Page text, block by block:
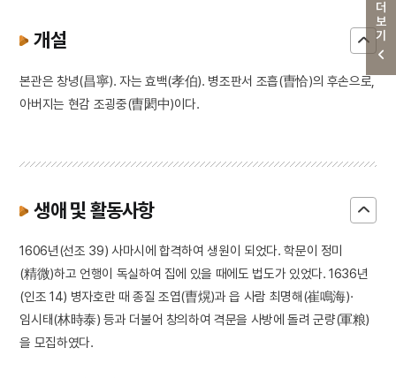
더보기
개설
본관은 창녕(昌寧). 자는 효백(孝伯). 병조판서 조흡(曺恰)의 후손으로,
아버지는 현감 조굉중(曺閎中)이다.
생애 및 활동사항
1606년(선조 39) 사마시에 합격하여 생원이 되었다. 학문이 정미
(精微)하고 언행이 독실하여 집에 있을 때에도 법도가 있었다. 1636년
(인조 14) 병자호란 때 종질 조엽(曺熀)과 읍 사람 최명해(崔鳴海)·
임시태(林時泰) 등과 더불어 창의하여 격문을 사방에 돌려 군량(軍粮)
을 모집하였다.